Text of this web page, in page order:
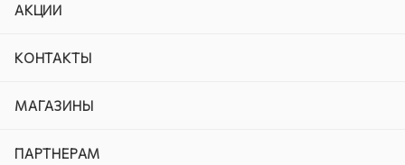
АКЦИИ
КОНТАКТЫ
МАГАЗИНЫ
ПАРТНЕРАМ